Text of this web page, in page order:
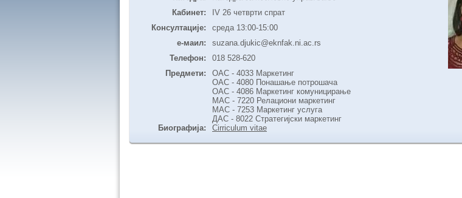
Кабинет:
IV 26 четврти спрат
Консултације:
среда 13:00-15:00
е-маил:
suzana.djukic@eknfak.ni.ac.rs
Телефон:
018 528-620
Предмети:
ОАС - 4033 Маркетинг
ОАС - 4080 Понашање потрошача
ОАС - 4086 Маркетинг комуницирање
МАС - 7220 Релациони маркетинг
МАС - 7253 Маркетинг услуга
ДАС - 8022 Стратегијски маркетинг
Биографија:
Cirriculum vitae